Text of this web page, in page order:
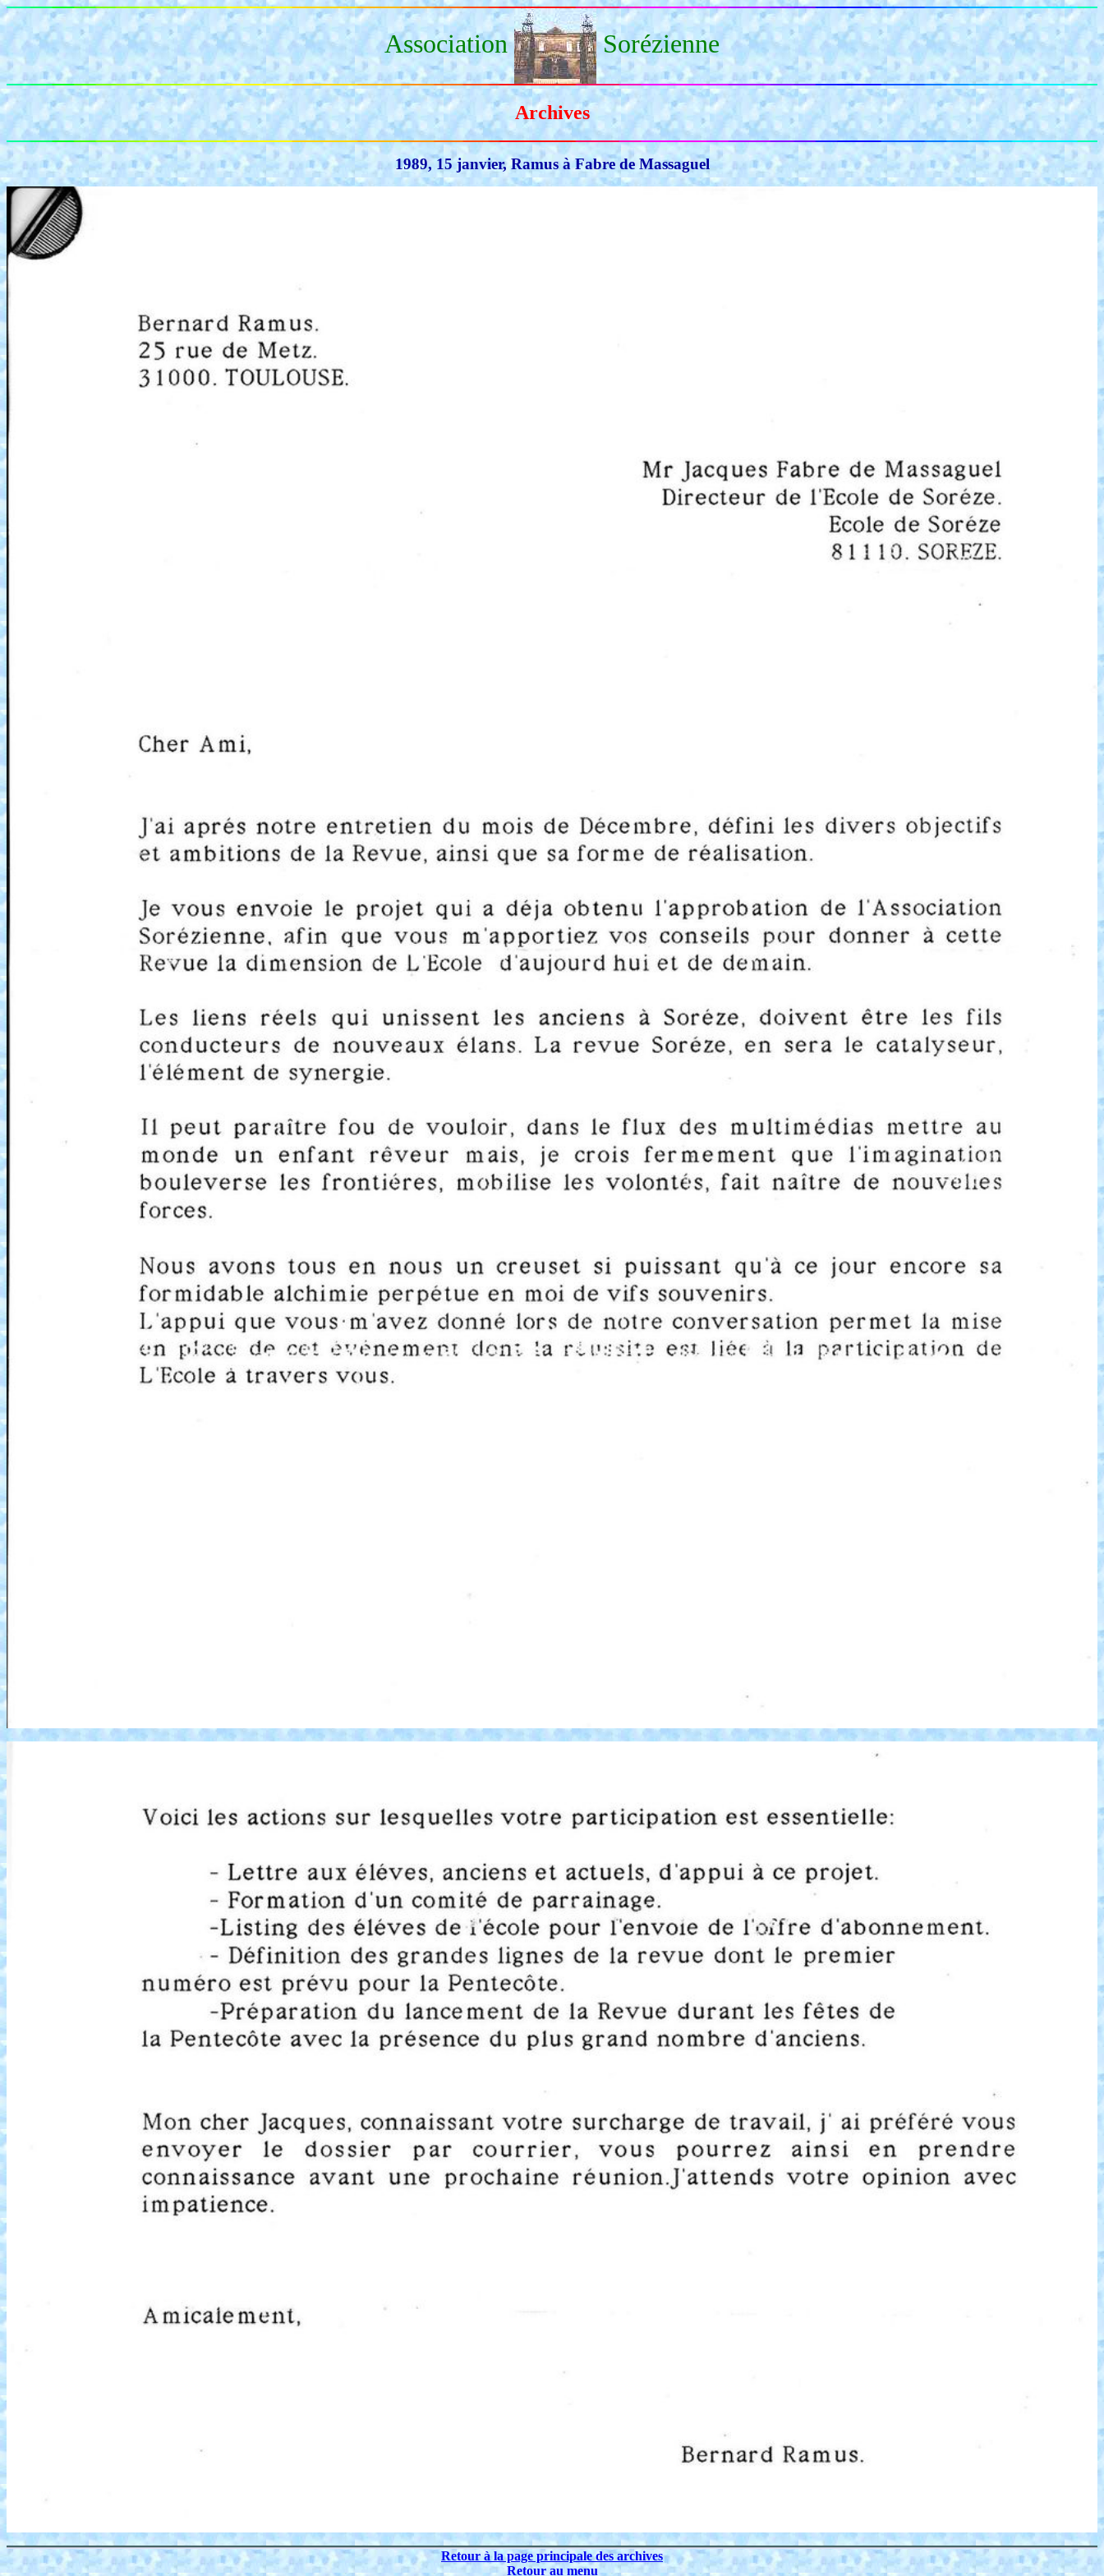
Association Sorézienne
Archives
1989, 15 janvier, Ramus à Fabre de Massaguel
Retour à la page principale des archives
Retour au menu